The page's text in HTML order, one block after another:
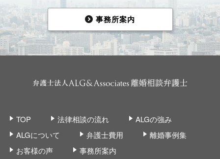
事務所案内
TOP 法律相談の流れ
ALGの強み
ALGについて
弁護士費用
離婚事例集
お客様の声
事務所案内